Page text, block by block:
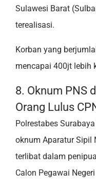
Sulawesi Barat
terealisasi.
Korban yang
mencapai 400jt lebih
8. Oknum PNS
Orang Lulus
Polrestabes
oknum Aparatur Sipil
terlibat dalam
Calon Pegawai